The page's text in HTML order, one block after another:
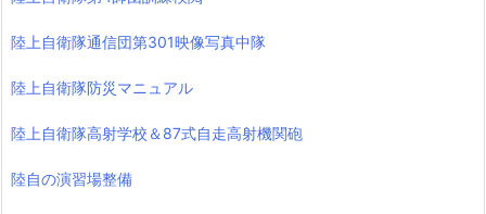
陸上自衛隊通信団第301映像写真中隊
陸上自衛隊防災マニュアル
陸上自衛隊高射学校＆87式自走高射機関砲
陸自の演習場整備